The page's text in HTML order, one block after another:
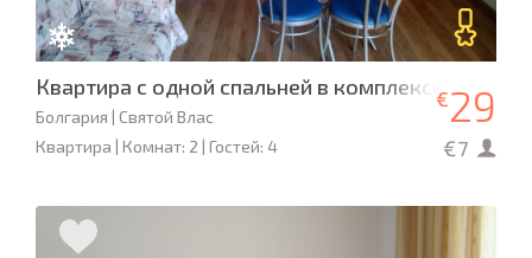
Квартира с одной спальней в комплексе SEA
Болгария | Святой Влас
Квартира | Комнат: 2 | Гостей: 4
€29
€7